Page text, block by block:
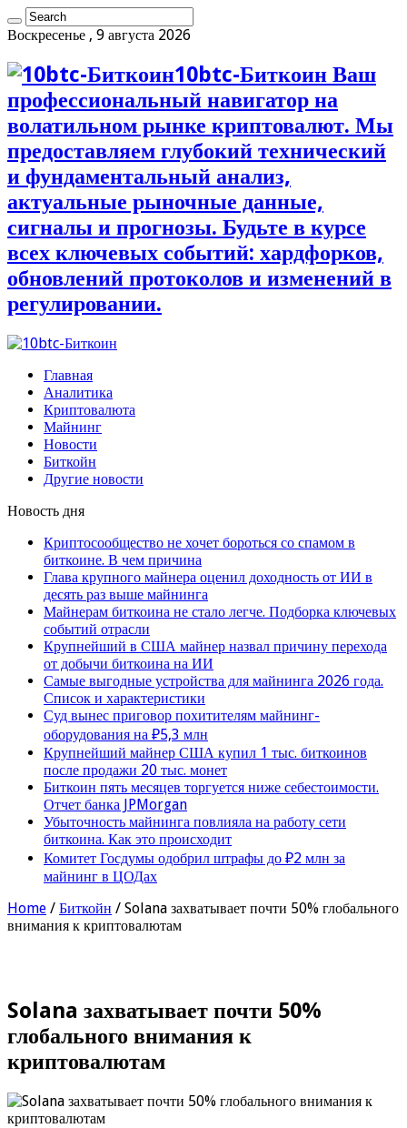
Воскресенье , 9 августа 2026
10btc-Биткоин Ваш
профессиональный навигатор на
волатильном рынке криптовалют. Мы
предоставляем глубокий технический
и фундаментальный анализ,
актуальные рыночные данные,
сигналы и прогнозы. Будьте в курсе
всех ключевых событий: хардфорков,
обновлений протоколов и изменений в
регулировании.
Главная
Аналитика
Криптовалюта
Майнинг
Новости
Биткойн
Другие новости
Новость дня
Криптосообщество не хочет бороться со спамом в
биткоине. В чем причина
Глава крупного майнера оценил доходность от ИИ в
десять раз выше майнинга
Майнерам биткоина не стало легче. Подборка ключевых
событий отрасли
Крупнейший в США майнер назвал причину перехода
от добычи биткоина на ИИ
Самые выгодные устройства для майнинга 2026 года.
Список и характеристики
Суд вынес приговор похитителям майнинг-
оборудования на ₽5,3 млн
Крупнейший майнер США купил 1 тыс. биткоинов
после продажи 20 тыс. монет
Биткоин пять месяцев торгуется ниже себестоимости.
Отчет банка JPMorgan
Убыточность майнинга повлияла на работу сети
биткоина. Как это происходит
Комитет Госдумы одобрил штрафы до ₽2 млн за
майнинг в ЦОДах
Home / Биткойн / Solana захватывает почти 50% глобального
внимания к криптовалютам
Solana захватывает почти 50%
глобального внимания к
криптовалютам